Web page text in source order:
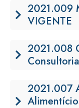
2021.009
VIGENTE
2021.008
2021.007